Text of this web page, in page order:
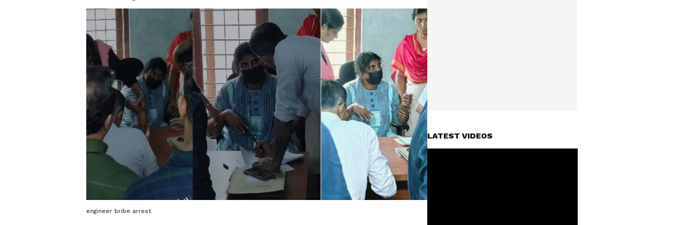
engineer bribe arrest
LATEST VIDEOS